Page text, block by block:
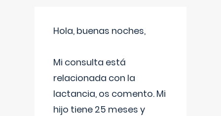
Hola, buenas noches,
Mi consulta está
relacionada con la
lactancia, os comento. Mi
hijo tiene 25 meses y